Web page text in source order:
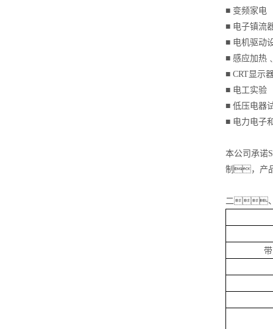
■ 变频家电
■ 电子镇流
■ 电机驱动
■ 感应加热
■ CRT显示
■ 电工实验
■ 低压电器
■ 电力电子
本公司承诺
制，产
二、